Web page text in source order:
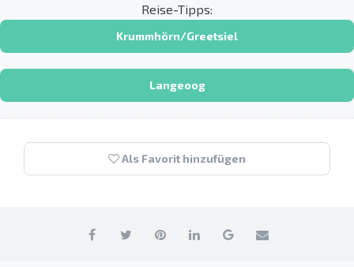
Reise-Tipps:
Krummhörn/Greetsiel
Langeoog
Als Favorit hinzufügen